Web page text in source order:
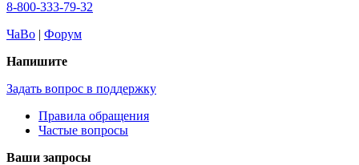
8-800-333-79-32
ЧаВо | Форум
Напишите
Задать вопрос в поддержку
Правила обращения
Частые вопросы
Ваши запросы